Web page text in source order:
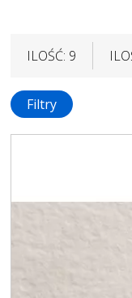
ILOŚĆ: 9
Filtry